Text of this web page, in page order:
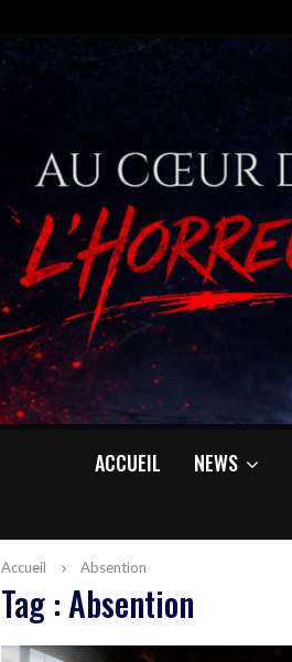
ACCUEIL NEWS
Accueil Absention
Tag : Absention